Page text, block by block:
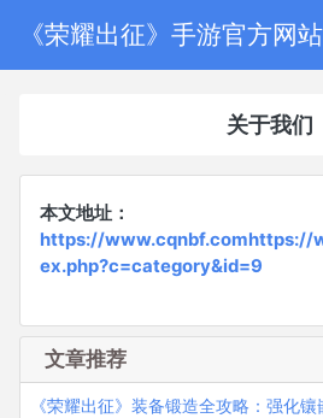
《荣耀出征》手游官方网站
关于我们
本文地址：
https://www.cqnbf.comhttps://
ex.php?c=category&id=9
文章推荐
《荣耀出征》装备锻造全攻略：强化